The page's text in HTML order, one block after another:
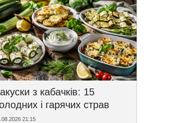
з кабачків: 15
і гарячих страв
21:15